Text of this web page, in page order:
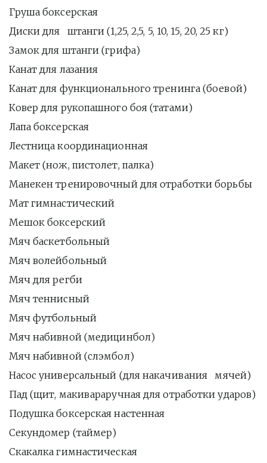
Груша боксерская
Диски для   штанги (1,25, 2,5, 5, 10, 15, 20, 25 кг)
Замок для штанги (грифа)
Канат для лазания
Канат для функционального тренинга (боевой)
Ковер для рукопашного боя (татами)
Лапа боксерская
Лестница координационная
Макет (нож, пистолет, палка)
Манекен тренировочный для отработки борьбы
Мат гимнастический
Мешок боксерский
Мяч баскетбольный
Мяч волейбольный
Мяч для регби
Мяч теннисный
Мяч футбольный
Мяч набивной (медицинбол)
Мяч набивной (слэмбол)
Насос универсальный (для накачивания   мячей)
Пад (щит, макивараручная для отработки ударов)
Подушка боксерская настенная
Секундомер (таймер)
Скакалка гимнастическая